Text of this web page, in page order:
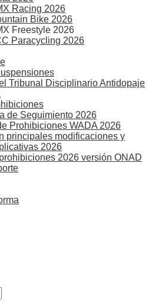
Racing 2026
Bike 2026
Freestyle 2026
Paracycling 2026
Tribunal Disciplinario Antidopaje
de Seguimiento 2026
Prohibiciones WADA 2026
principales modificaciones y
2026
2026 versión ONAD